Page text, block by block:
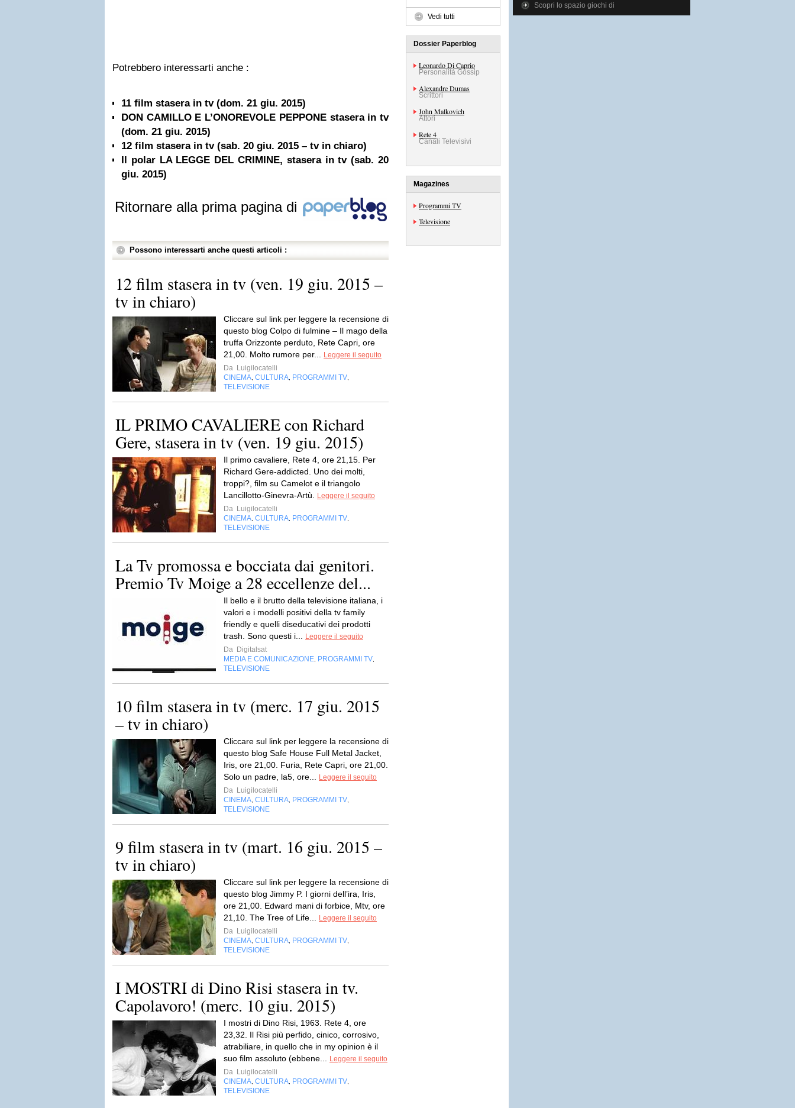
Potrebbero interessarti anche :
11 film stasera in tv (dom. 21 giu. 2015)
DON CAMILLO E L’ONOREVOLE PEPPONE stasera in tv
(dom. 21 giu. 2015)
12 film stasera in tv (sab. 20 giu. 2015 – tv in chiaro)
Il polar LA LEGGE DEL CRIMINE, stasera in tv (sab. 20
giu. 2015)
Ritornare alla prima pagina di
Possono interessarti anche questi articoli :
12 film stasera in tv (ven. 19 giu. 2015 –
tv in chiaro)
Cliccare sul link per leggere la recensione di
questo blog Colpo di fulmine – Il mago della
truffa Orizzonte perduto, Rete Capri, ore
21,00. Molto rumore per...
Leggere il seguito
Da Luigilocatelli
CINEMA CULTURA PROGRAMMI TV
TELEVISIONE
IL PRIMO CAVALIERE con Richard
Gere, stasera in tv (ven. 19 giu. 2015)
Il primo cavaliere, Rete 4, ore 21,15. Per
Richard Gere-addicted. Uno dei molti,
troppi?, film su Camelot e il triangolo
Lancillotto-Ginevra-Artù.
Leggere il seguito
Da Luigilocatelli
CINEMA CULTURA PROGRAMMI TV
TELEVISIONE
La Tv promossa e bocciata dai genitori.
Premio Tv Moige a 28 eccellenze del...
Il bello e il brutto della televisione italiana, i
valori e i modelli positivi della tv family
friendly e quelli diseducativi dei prodotti
trash. Sono questi i...
Leggere il seguito
Da Digitalsat
MEDIA E COMUNICAZIONE PROGRAMMI TV
TELEVISIONE
10 film stasera in tv (merc. 17 giu. 2015
– tv in chiaro)
Cliccare sul link per leggere la recensione di
questo blog Safe House Full Metal Jacket,
Iris, ore 21,00. Furia, Rete Capri, ore 21,00.
Solo un padre, la5, ore...
Leggere il seguito
Da Luigilocatelli
CINEMA CULTURA PROGRAMMI TV
TELEVISIONE
9 film stasera in tv (mart. 16 giu. 2015 –
tv in chiaro)
Cliccare sul link per leggere la recensione di
questo blog Jimmy P. I giorni dell’ira, Iris,
ore 21,00. Edward mani di forbice, Mtv, ore
21,10. The Tree of Life...
Leggere il seguito
Da Luigilocatelli
CINEMA CULTURA PROGRAMMI TV
TELEVISIONE
I MOSTRI di Dino Risi stasera in tv.
Capolavoro! (merc. 10 giu. 2015)
I mostri di Dino Risi, 1963. Rete 4, ore
23,32. Il Risi più perfido, cinico, corrosivo,
atrabiliare, in quello che in my opinion è il
suo film assoluto (ebbene...
Leggere il seguito
Da Luigilocatelli
CINEMA CULTURA PROGRAMMI TV
TELEVISIONE
Vedi tutti
Dossier Paperblog
Leonardo Di Caprio
Personalità Gossip
Alexandre Dumas
Scrittori
John Malkovich
Attori
Rete 4
Canali Televisivi
Magazines
Programmi TV
Televisione
Scopri lo spazio giochi di